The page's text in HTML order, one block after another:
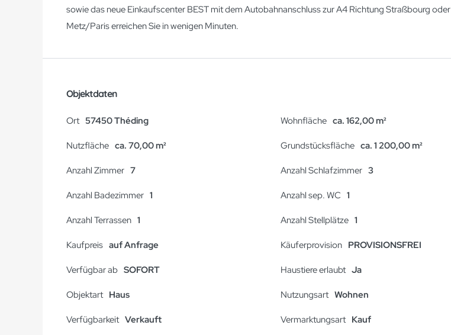
sowie das neue Einkaufscenter BEST mit dem Autobahnanschluss zur A4 Richtung Straßbourg oder
Metz/Paris erreichen Sie in wenigen Minuten.
Objektdaten
Ort 57450 Théding Wohnfläche ca. 162,00 m²
Nutzfläche ca. 70,00 m² Grundstücksfläche ca. 1 200,00 m²
Anzahl Zimmer 7 Anzahl Schlafzimmer 3
Anzahl Badezimmer 1 Anzahl sep. WC 1
Anzahl Terrassen 1 Anzahl Stellplätze 1
Kaufpreis auf Anfrage Käuferprovision PROVISIONSFREI
Verfügbar ab SOFORT Haustiere erlaubt Ja
Objektart Haus Nutzungsart Wohnen
Verfügbarkeit Verkauft Vermarktungsart Kauf